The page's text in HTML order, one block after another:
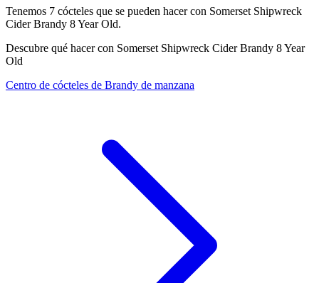
Tenemos 7 cócteles que se pueden hacer con Somerset Shipwreck
Cider Brandy 8 Year Old.
Descubre qué hacer con Somerset Shipwreck Cider Brandy 8 Year
Old
Centro de cócteles de Brandy de manzana